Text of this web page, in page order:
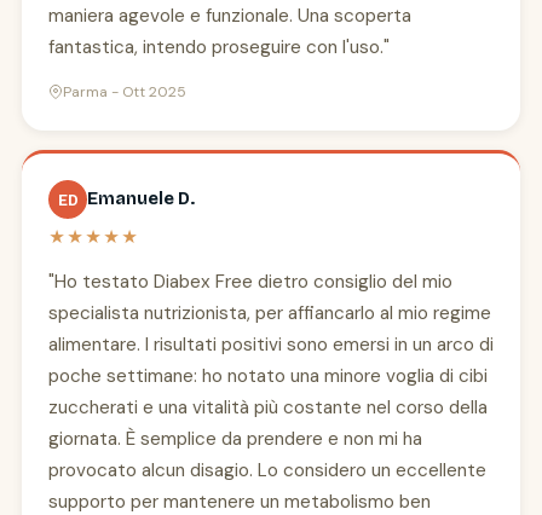
maniera agevole e funzionale. Una scoperta
fantastica, intendo proseguire con l'uso."
Parma - Ott 2025
ED Emanuele D.
★★★★★
"Ho testato Diabex Free dietro consiglio del mio
specialista nutrizionista, per affiancarlo al mio regime
alimentare. I risultati positivi sono emersi in un arco di
poche settimane: ho notato una minore voglia di cibi
zuccherati e una vitalità più costante nel corso della
giornata. È semplice da prendere e non mi ha
provocato alcun disagio. Lo considero un eccellente
supporto per mantenere un metabolismo ben